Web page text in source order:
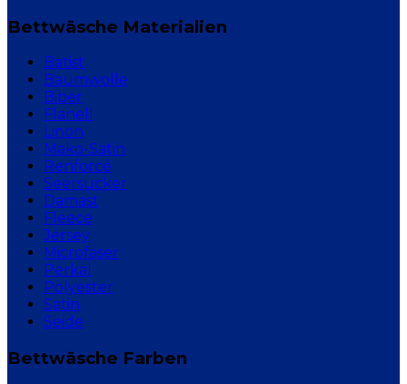
Bettwäsche Materialien
Batist
Baumwolle
Biber
Flanell
Linon
Mako-Satin
Renforcé
Seersucker
Damast
Fleece
Jersey
Microfaser
Perkal
Polyester
Satin
Seide
Bettwäsche Farben